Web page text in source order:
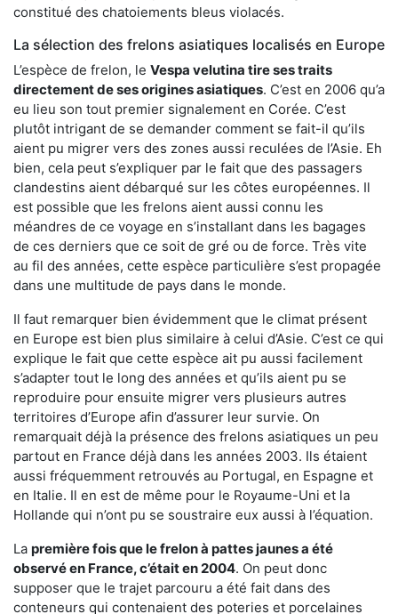
constitué des chatoiements bleus violacés.
La sélection des frelons asiatiques localisés en Europe
L’espèce de frelon, le Vespa velutina tire ses traits
directement de ses origines asiatiques. C’est en 2006 qu’a
eu lieu son tout premier signalement en Corée. C’est
plutôt intrigant de se demander comment se fait-il qu’ils
aient pu migrer vers des zones aussi reculées de l’Asie. Eh
bien, cela peut s’expliquer par le fait que des passagers
clandestins aient débarqué sur les côtes européennes. Il
est possible que les frelons aient aussi connu les
méandres de ce voyage en s’installant dans les bagages
de ces derniers que ce soit de gré ou de force. Très vite
au fil des années, cette espèce particulière s’est propagée
dans une multitude de pays dans le monde.
Il faut remarquer bien évidemment que le climat présent
en Europe est bien plus similaire à celui d’Asie. C’est ce qui
explique le fait que cette espèce ait pu aussi facilement
s’adapter tout le long des années et qu’ils aient pu se
reproduire pour ensuite migrer vers plusieurs autres
territoires d’Europe afin d’assurer leur survie. On
remarquait déjà la présence des frelons asiatiques un peu
partout en France déjà dans les années 2003. Ils étaient
aussi fréquemment retrouvés au Portugal, en Espagne et
en Italie. Il en est de même pour le Royaume-Uni et la
Hollande qui n’ont pu se soustraire eux aussi à l’équation.
La première fois que le frelon à pattes jaunes a été
observé en France, c’était en 2004. On peut donc
supposer que le trajet parcouru a été fait dans des
conteneurs qui contenaient des poteries et porcelaines